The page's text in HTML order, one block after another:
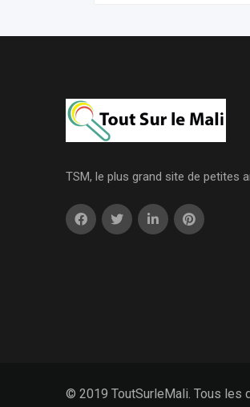
TSM, le plus grand site de petites
© 2019 ToutSurleMali. Tous les